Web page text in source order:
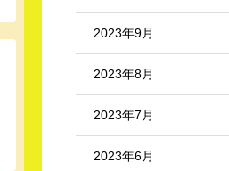
2023年9月
2023年8月
2023年7月
2023年6月